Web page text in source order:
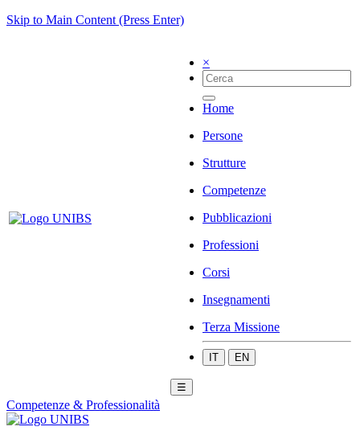
Skip to Main Content (Press Enter)
×
Home
Persone
Strutture
Competenze
Pubblicazioni
Professioni
Corsi
Insegnamenti
Terza Missione
IT EN
☰
Competenze & Professionalità